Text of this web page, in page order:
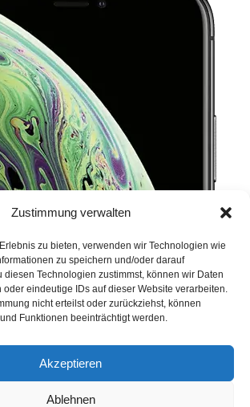
Zustimmung verwalten
zu bieten, verwenden wir Technologien wie
zu speichern und/oder darauf
diesen Technologien zustimmst, können wir Daten
oder eindeutige IDs auf dieser Website verarbeiten.
nicht erteilst oder zurückziehst, können
Funktionen beeinträchtigt werden.
Akzeptieren
Ablehnen